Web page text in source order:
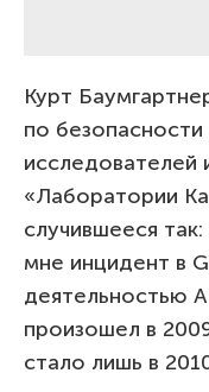
Курт
по
исследователей
«Лаборатории
случившееся
мне инцидент в
деятельностью
произошел в
стало лишь в